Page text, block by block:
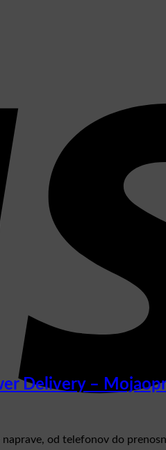
Delivery –
od telefonov do